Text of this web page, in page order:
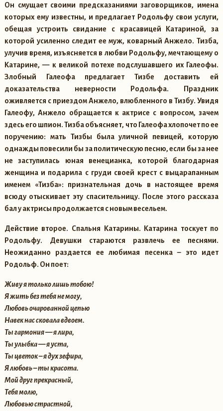
Он смущает своими предсказаниями заговорщиков, имена
которых ему известны, и предлагает Родольфу свои услуги,
обещая устроить свидание с красавицей Катариной, за
которой усиленно следит ее муж, коварный Анжело. Тизба,
улучив время, изъясняется в любви Родольфу, мечтающему о
Катарине, — к великой потехе подслушавшего их Галеофы.
Злобный Галеофа предлагает Тизбе доставить ей
доказательства неверности Родольфа. Праздник
оживляется с приездом Анжело, влюбленного в Тизбу. Увидя
Галеофу, Анжело обращается к актрисе с вопросом, зачем
здесь его шпион. Тизба объясняет, что Галеофа хлопочет по ее
поручению: мать Тизбы была уличной певицей, которую
однажды повесили бы за политическую песню, если бы за нее
не заступилась юная венецианка, которой благодарная
женщина и подарила с груди своей крест с выцарапанным
именем «Тизба»: признательная дочь в настоящее время
всюду отыскивает эту спасительницу. После этого рассказа
бал у актрисы продолжается с новым весельем.
Действие второе. Спальня Катарины. Катарина тоскует по
Родольфу. Девушки стараются развлечь ее песнями.
Неожиданно раздается ее любимая песенка – это идет
Родольф. Он поет:
Живу я только лишь тобою!
Я жить без тебя не могу,
Любовь очарованной цепью
Навек нас сковала вдвоем.
Ты гармония — я лира,
Ты улыбка — я уста,
Ты цветок – я дух зефира,
Я любовь – ты красота.
Мой друг прекрасный,
Тебя молю,
Любовью страстной,